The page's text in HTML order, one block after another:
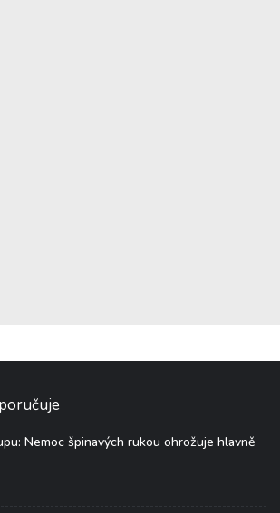
Nemoc špinavých rukou ohrožuje hlavně